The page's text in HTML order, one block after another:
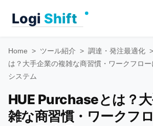
Home > ツール紹介 > 調達・発注最適化 >
は？大手企業の複雑な商習慣・ワークフロ
システム
HUE Purchaseとは？
雑な商習慣・ワークフ